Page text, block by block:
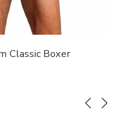
Classic Boxer